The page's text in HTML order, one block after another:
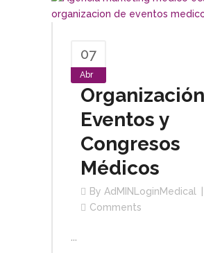
07
Abr
Eventos y
Congresos
Médicos
By AdMINLoginMedical
Comments